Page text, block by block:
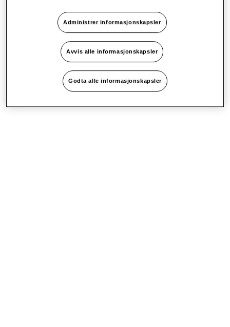
Administrer informasjonskapsler
Avvis alle informasjonskapsler
Godta alle informasjonskapsler